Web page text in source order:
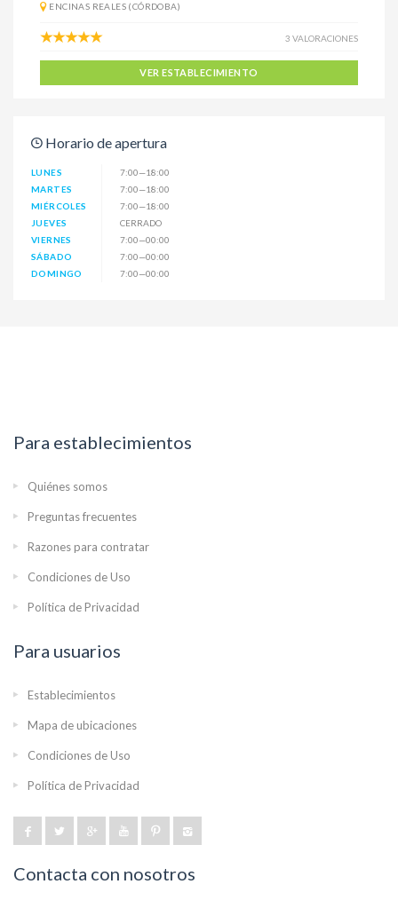
ENCINAS REALES (CÓRDOBA)
3 VALORACIONES
VER ESTABLECIMIENTO
Horario de apertura
LUNES
7:00—18:00
MARTES
7:00—18:00
MIÉRCOLES
7:00—18:00
JUEVES
CERRADO
VIERNES
7:00—00:00
SÁBADO
7:00—00:00
DOMINGO
7:00—00:00
Para establecimientos
Quiénes somos
Preguntas frecuentes
Razones para contratar
Condiciones de Uso
Política de Privacidad
Para usuarios
Establecimientos
Mapa de ubicaciones
Condiciones de Uso
Política de Privacidad
Contacta con nosotros